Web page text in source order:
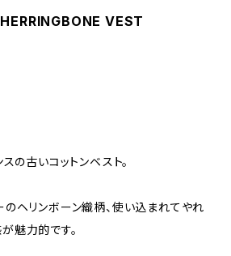
VEST
の古いコットンベスト。
のヘリンボーン織柄、使い込まれてやれ
魅力的です。